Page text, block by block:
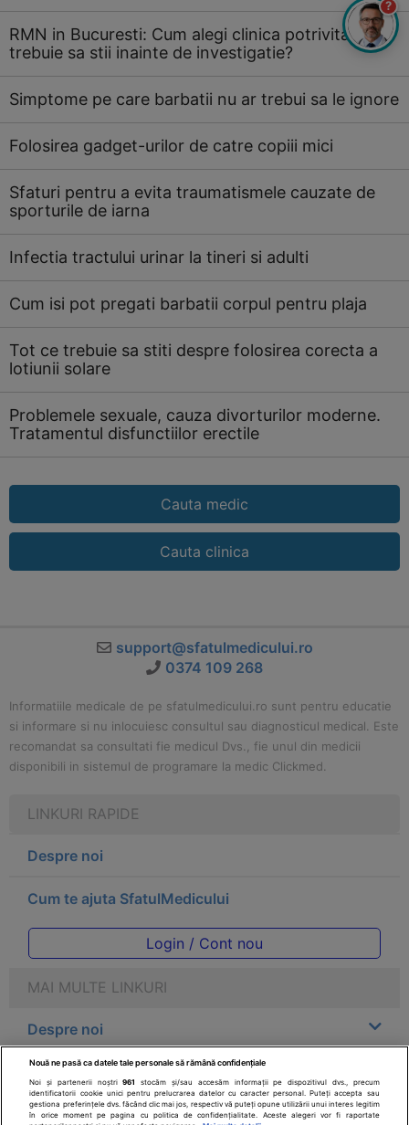
RMN in Bucuresti: Cum alegi clinica potrivita si ce
trebuie sa stii inainte de investigatie?
Simptome pe care barbatii nu ar trebui sa le ignore
Folosirea gadget-urilor de catre copiii mici
Sfaturi pentru a evita traumatismele cauzate de
sporturile de iarna
Infectia tractului urinar la tineri si adulti
Cum isi pot pregati barbatii corpul pentru plaja
Tot ce trebuie sa stiti despre folosirea corecta a
lotiunii solare
Problemele sexuale, cauza divorturilor moderne.
Tratamentul disfunctiilor erectile
Cauta medic
Cauta clinica
support@sfatulmedicului.ro
0374 109 268
Informatiile medicale de pe sfatulmedicului.ro sunt pentru educatie
si informare si nu inlocuiesc consultul sau diagnosticul medical. Este
recomandat sa consultati fie medicul Dvs., fie unul din medicii
disponibili in sistemul de programare la medic Clickmed.
LINKURI RAPIDE
Despre noi
Cum te ajuta SfatulMedicului
Login / Cont nou
MAI MULTE LINKURI
Despre noi
Legal
Drepturile consumatorului
?
Nouă ne pasă ca datele tale personale să rămână confidențiale
Noi și partenerii noștri961
stocăm și/sau accesăm informații pe dispozitivul dvs., precum
identificatorii cookie unici pentru prelucrarea datelor cu caracter personal. Puteți accepta sau
gestiona preferințele dvs. făcând clic mai jos, respectiv vă puteți opune utilizării unui interes legitim
în orice moment pe pagina cu politica de confidențialitate. Aceste alegeri vor fi raportate